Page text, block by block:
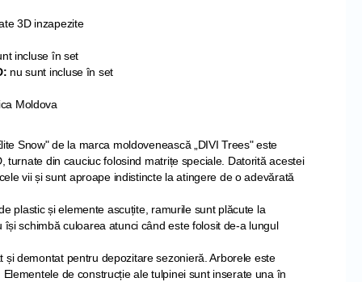
3D inzapezite
incluse în set
nu sunt incluse în set
Moldova
Snow" de la marca moldovenească „DIVI Trees" este
turnate din cauciuc folosind matrițe speciale. Datorită acestei
vii și sunt aproape indistincte la atingere de o adevărată
plastic și elemente ascuțite, ramurile sunt plăcute la
schimbă culoarea atunci când este folosit de-a lungul
și demontat pentru depozitare sezonieră. Arborele este
de construcție ale tulpinei sunt inserate una în